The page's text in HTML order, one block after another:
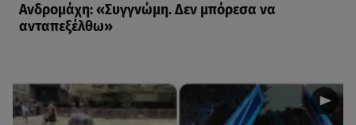
Ανδρομάχη: «Συγγνώμη. Δεν μπόρεσα να
ανταπεξέλθω»